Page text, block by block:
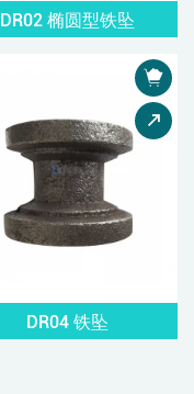
DR02 椭圆型铁坠
DR04 铁坠